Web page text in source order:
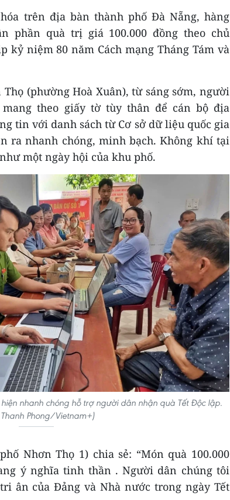
trên địa bàn thành phố Đà Nẵng, hàng
phần quà trị giá 100.000 đồng theo chủ
kỷ niệm 80 năm Cách mạng Tháng Tám và
(phường Hoà Xuân), từ sáng sớm, người
theo giấy tờ tùy thân để cán bộ địa
tin với danh sách từ Cơ sở dữ liệu quốc gia
ra nhanh chóng, minh bạch. Không khí tại
một ngày hội của khu phố.
nhanh chóng hỗ trợ người dân nhận quà Tết Độc lập.
Phong/Vietnam+)
Nhơn Thọ 1) chia sẻ: “Món quà 100.000
ý nghĩa tinh thần . Người dân chúng tôi
ân của Đảng và Nhà nước trong ngày Tết